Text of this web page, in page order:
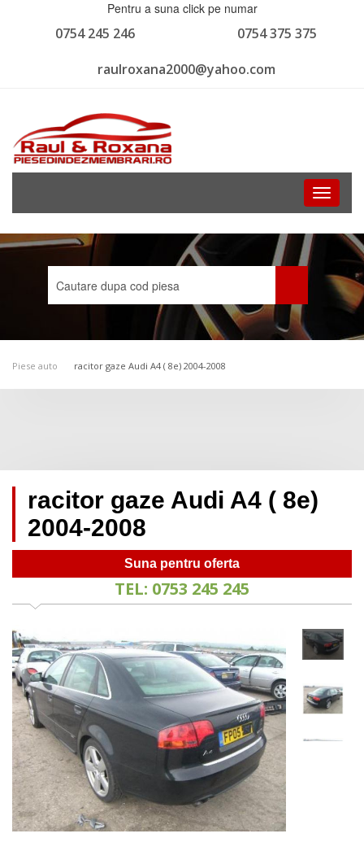
Pentru a suna click pe numar
0754 375 375
0754 245 246
raulroxana2000@yahoo.com
Toggle
Piese auto racitor gaze Audi A4 ( 8e) 2004-2008
racitor gaze Audi A4 ( 8e)
2004-2008
Suna pentru oferta
TEL: 0753 245 245